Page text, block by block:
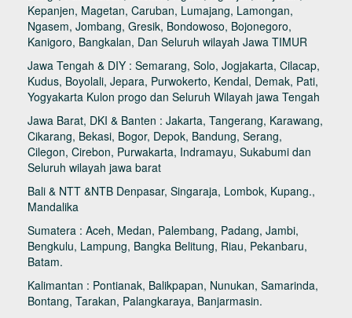
Kepanjen, Magetan, Caruban, Lumajang, Lamongan,
Ngasem, Jombang, Gresik, Bondowoso, Bojonegoro,
Kanigoro, Bangkalan, Dan Seluruh wilayah Jawa TIMUR
Jawa Tengah & DIY : Semarang, Solo, Jogjakarta, Cilacap,
Kudus, Boyolali, Jepara, Purwokerto, Kendal, Demak, Pati,
Yogyakarta Kulon progo dan Seluruh Wilayah jawa Tengah
Jawa Barat, DKI & Banten : Jakarta, Tangerang, Karawang,
Cikarang, Bekasi, Bogor, Depok, Bandung, Serang,
Cilegon, Cirebon, Purwakarta, Indramayu, Sukabumi dan
Seluruh wilayah jawa barat
Bali & NTT &NTB Denpasar, Singaraja, Lombok, Kupang.,
Mandalika
Sumatera : Aceh, Medan, Palembang, Padang, Jambi,
Bengkulu, Lampung, Bangka Belitung, Riau, Pekanbaru,
Batam.
Kalimantan : Pontianak, Balikpapan, Nunukan, Samarinda,
Bontang, Tarakan, Palangkaraya, Banjarmasin.